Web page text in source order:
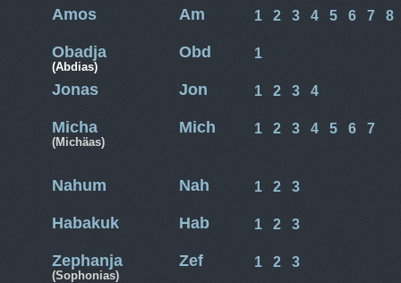
Amos Am 1 2 3 4 5 6 7 8
Obadja
(Abdias)
Obd 1
Jonas Jon 1 2 3 4
Micha
(Michäas)
Mich 1 2 3 4 5 6 7
Nahum Nah 1 2 3
Habakuk Hab 1 2 3
Zephanja
(Sophonias)
Zef 1 2 3